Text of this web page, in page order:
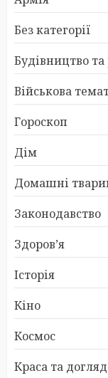
Без категорії
Будівництво
Військова
Гороскоп
Дім
Домашні
Законодавство
Здоров’я
Історія
Кіно
Космос
Краса та догляд